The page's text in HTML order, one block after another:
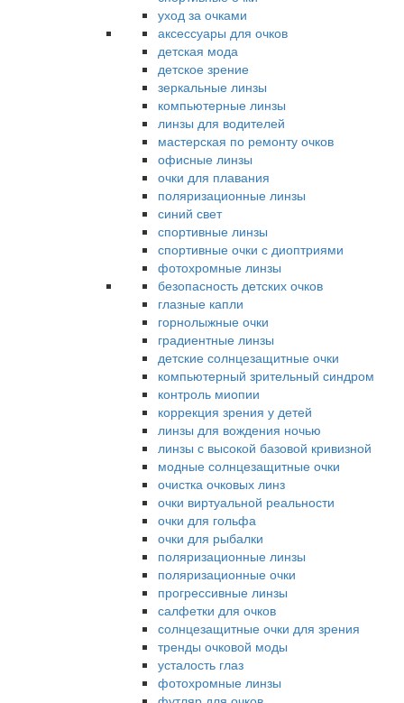
уход за очками
аксессуары для очков
детская мода
детское зрение
зеркальные линзы
компьютерные линзы
линзы для водителей
мастерская по ремонту очков
офисные линзы
очки для плавания
поляризационные линзы
синий свет
спортивные линзы
спортивные очки с диоптриями
фотохромные линзы
безопасность детских очков
глазные капли
горнолыжные очки
градиентные линзы
детские солнцезащитные очки
компьютерный зрительный синдром
контроль миопии
коррекция зрения у детей
линзы для вождения ночью
линзы с высокой базовой кривизной
модные солнцезащитные очки
очистка очковых линз
очки виртуальной реальности
очки для гольфа
очки для рыбалки
поляризационные линзы
поляризационные очки
прогрессивные линзы
салфетки для очков
солнцезащитные очки для зрения
тренды очковой моды
усталость глаз
фотохромные линзы